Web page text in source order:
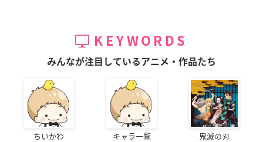
KEYWORDS
みんなが注目しているアニメ・作品たち
ちいかわ キャラ一覧 鬼滅の刃